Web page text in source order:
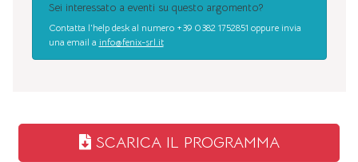
Sei interessato a eventi su questo argomento?
Contatta l'help desk al numero +39 0382 1752851 oppure invia
una email a info@fenix-srl.it
SCARICA IL PROGRAMMA